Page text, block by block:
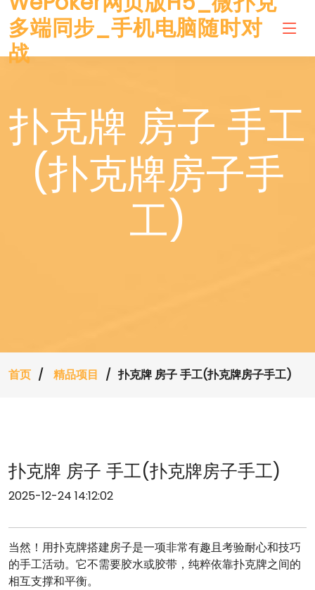
多端同步_手机电脑随时对
战
扑克牌 房子 手工
(扑克牌房子手
工)
首页 精品项目 扑克牌 房子 手工(扑克牌房子手工)
扑克牌 房子 手工(扑克牌房子手工)
2025-12-24 14:12:02
当然！用扑克牌搭建房子是一项非常有趣且考验耐心和技巧
的手工活动。它不需要胶水或胶带，纯粹依靠扑克牌之间的
相互支撑和平衡。